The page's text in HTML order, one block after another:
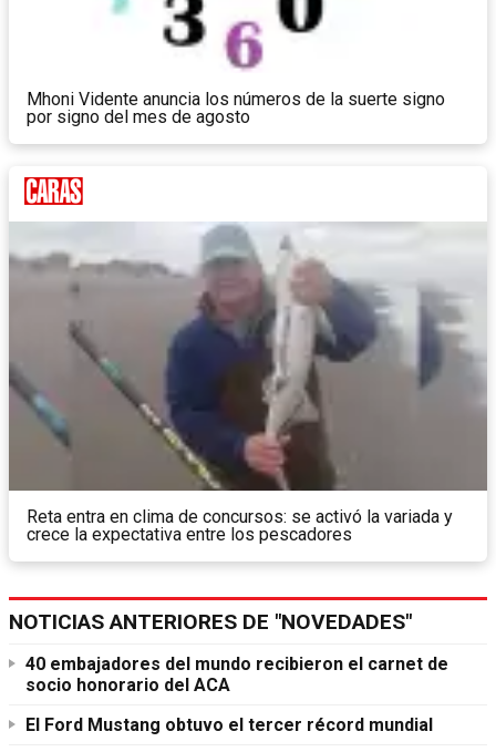
Mhoni Vidente anuncia los números de la suerte signo
por signo del mes de agosto
Reta entra en clima de concursos: se activó la variada y
crece la expectativa entre los pescadores
NOTICIAS ANTERIORES DE "NOVEDADES"
40 embajadores del mundo recibieron el carnet de
socio honorario del ACA
El Ford Mustang obtuvo el tercer récord mundial